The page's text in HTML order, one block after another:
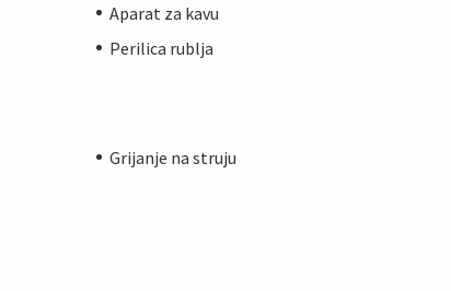
Aparat za kavu
Perilica rublja
Grijanje na struju